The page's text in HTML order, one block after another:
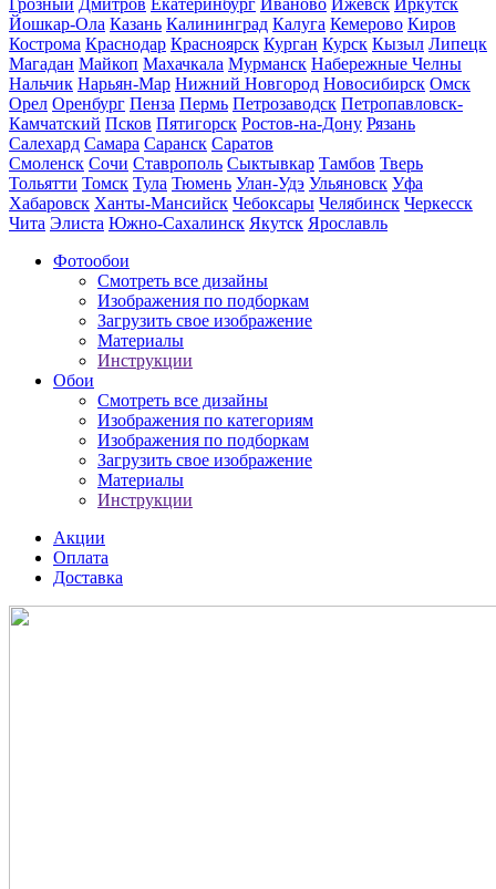
Грозный Дмитров Екатеринбург Иваново Ижевск Иркутск
Йошкар-Ола Казань Калининград Калуга Кемерово Киров
Кострома Краснодар Красноярск Курган Курск Кызыл Липецк
Магадан Майкоп Махачкала Мурманск Набережные Челны
Нальчик Нарьян-Мар Нижний Новгород Новосибирск Омск
Орел Оренбург Пенза Пермь Петрозаводск Петропавловск-
Камчатский Псков Пятигорск Ростов-на-Дону Рязань
Салехард Самара Саранск Саратов
Смоленск Сочи Ставрополь Сыктывкар Тамбов Тверь
Тольятти Томск Тула Тюмень Улан-Удэ Ульяновск Уфа
Хабаровск Ханты-Мансийск Чебоксары Челябинск Черкесск
Чита Элиста Южно-Сахалинск Якутск Ярославль
Фотообои
Смотреть все дизайны
Изображения по подборкам
Загрузить свое изображение
Материалы
Инструкции
Обои
Смотреть все дизайны
Изображения по категориям
Изображения по подборкам
Загрузить свое изображение
Материалы
Инструкции
Акции
Оплата
Доставка